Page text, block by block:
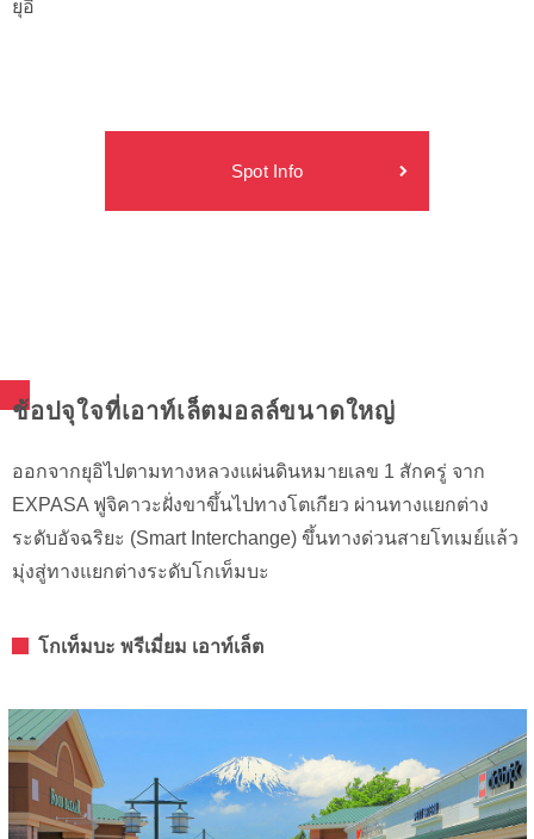
ยุอิ
Spot Info
ช้อปจุใจที่เอาท์เล็ตมอลล์ขนาดใหญ่
ออกจากยุอิไปตามทางหลวงแผ่นดินหมายเลข 1 สักครู่ จาก
EXPASA ฟูจิคาวะฝั่งขาขึ้นไปทางโตเกียว ผ่านทางแยกต่าง
ระดับอัจฉริยะ (Smart Interchange) ขึ้นทางด่วนสายโทเมย์แล้ว
มุ่งสู่ทางแยกต่างระดับโกเท็มบะ
โกเท็มบะ พรีเมี่ยม เอาท์เล็ต